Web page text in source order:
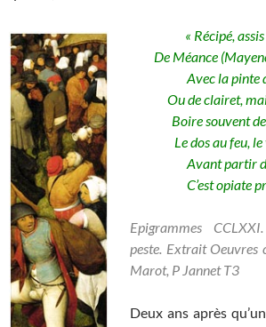
« Récipé,
De Méance
Avec la pinte
Ou de clairet,
Boire souvent
Le dos au feu,
Avant partir
C’est opiate
Epigrammes
peste. Extrait Oeuvres
Marot, P Jannet T3
Deux ans après